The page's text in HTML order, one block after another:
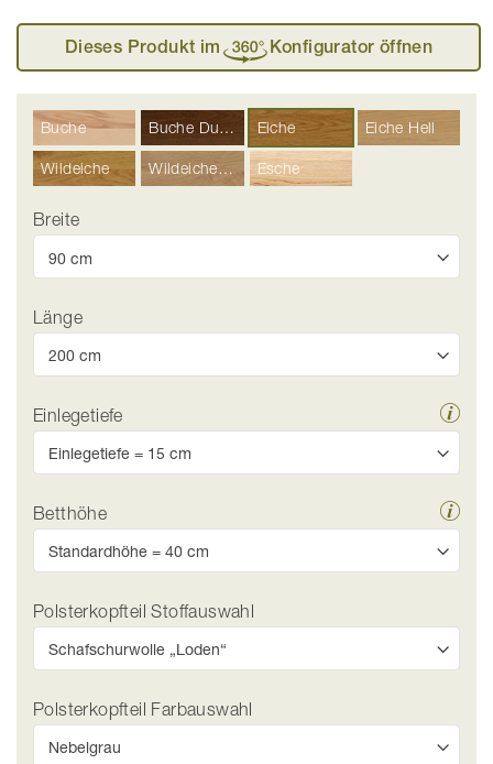
Dieses Produkt im Konfigurator öffnen
Buche Buche Dunkel Eiche Eiche Hell
Wildeiche Wildeiche Hell Esche
Breite
Länge
Einlegetiefe
Betthöhe
Polsterkopfteil Stoffauswahl
Polsterkopfteil Farbauswahl